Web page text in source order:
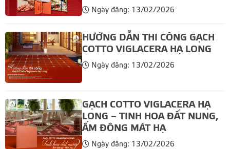
Ngày đăng: 13/02/2026
HƯỚNG DẪN THI CÔNG GẠCH
COTTO VIGLACERA HẠ LONG
Ngày đăng: 13/02/2026
GẠCH COTTO VIGLACERA HẠ
LONG – TINH HOA ĐẤT NUNG,
ẤM ĐÔNG MÁT HẠ
Ngày đăng: 13/02/2026